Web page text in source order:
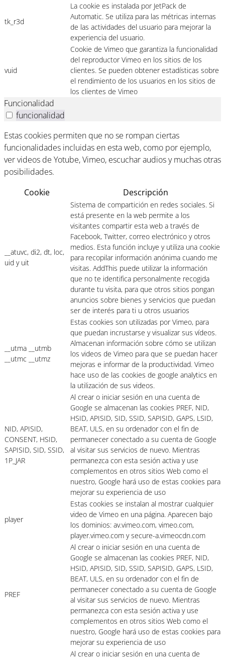
tk_r3d
La cookie es instalada por JetPack de
Automatic. Se utiliza para las métricas internas
de las actividades del usuario para mejorar la
experiencia del usuario.
vuid
Cookie de Vimeo que garantiza la funcionalidad
del reproductor Vimeo en los sitios de los
clientes. Se pueden obtener estadísticas sobre
el rendimiento de los usuarios en los sitios de
los clientes de Vimeo
Funcionalidad
funcionalidad
Estas cookies permiten que no se rompan ciertas
funcionalidades incluidas en esta web, como por ejemplo,
ver videos de Yotube, Vimeo, escuchar audios y muchas otras
posibilidades.
Cookie
Descripción
__atuvc, di2, dt, loc,
uid y uit
Sistema de compartición en redes sociales. Si
está presente en la web permite a los
visitantes compartir esta web a través de
Facebook, Twitter, correo electrónico y otros
medios. Esta función incluye y utiliza una cookie
para recopilar información anónima cuando me
visitas. AddThis puede utilizar la información
que no te identifica personalmente recogida
durante tu visita, para que otros sitios pongan
anuncios sobre bienes y servicios que puedan
ser de interés para ti u otros usuarios
__utma __utmb
__utmc __utmz
Estas cookies son utilizadas por Vimeo, para
que puedan incrustarse y visualizar sus vídeos.
Almacenan información sobre cómo se utilizan
los videos de Vimeo para que se puedan hacer
mejoras e informar de la productividad. Vimeo
hace uso de las cookies de google analytics en
la utilización de sus videos.
NID, APISID,
CONSENT, HSID,
SAPISID, SID, SSID,
1P_JAR
Al crear o iniciar sesión en una cuenta de
Google se almacenan las cookies PREF, NID,
HSID, APISID, SID, SSID, SAPISID, GAPS, LSID,
BEAT, ULS, en su ordenador con el fin de
permanecer conectado a su cuenta de Google
al visitar sus servicios de nuevo. Mientras
permanezca con esta sesión activa y use
complementos en otros sitios Web como el
nuestro, Google hará uso de estas cookies para
mejorar su experiencia de uso
player
Estas cookies se instalan al mostrar cualquier
video de Vimeo en una página. Aparecen bajo
los dominios: av.vimeo.com, vimeo.com,
player.vimeo.com y secure-a.vimeocdn.com
PREF
Al crear o iniciar sesión en una cuenta de
Google se almacenan las cookies PREF, NID,
HSID, APISID, SID, SSID, SAPISID, GAPS, LSID,
BEAT, ULS, en su ordenador con el fin de
permanecer conectado a su cuenta de Google
al visitar sus servicios de nuevo. Mientras
permanezca con esta sesión activa y use
complementos en otros sitios Web como el
nuestro, Google hará uso de estas cookies para
mejorar su experiencia de uso
Al crear o iniciar sesión en una cuenta de